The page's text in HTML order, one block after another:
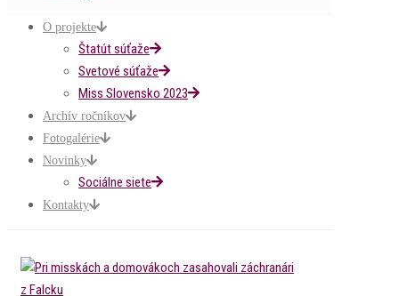
O projekte
Štatút súťaže
Svetové súťaže
Miss Slovensko 2023
Archív ročníkov
Fotogalérie
Novinky
Sociálne siete
Kontakty